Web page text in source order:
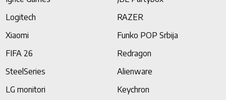
Logitech
RAZER
Xiaomi
Funko POP Srbija
FIFA 26
Redragon
SteelSeries
Alienware
LG monitori
Keychron